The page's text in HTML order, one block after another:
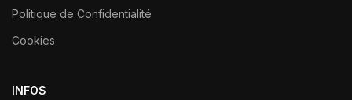
Politique de Confidentialité
Cookies
INFOS